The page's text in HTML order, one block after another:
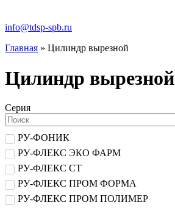
info@tdsp-spb.ru
Главная » Цилиндр вырезной
Цилиндр вырезной
Серия
РУ-ФОНИК
РУ-ФЛЕКС ЭКО ФАРМ
РУ-ФЛЕКС СТ
РУ-ФЛЕКС ПРОМ ФОРМА
РУ-ФЛЕКС ПРОМ ПОЛИМЕР